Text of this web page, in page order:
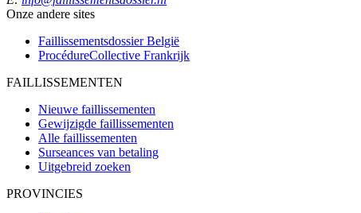
Onze andere sites
Faillissementsdossier België
ProcédureCollective Frankrijk
FAILLISSEMENTEN
Nieuwe faillissementen
Gewijzigde faillissementen
Alle faillissementen
Surseances van betaling
Uitgebreid zoeken
PROVINCIES